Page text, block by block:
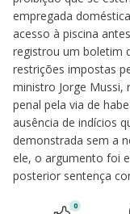
empregada
acesso à piscina
registrou um boletim
restrições impostas
ministro Jorge Mussi,
penal pela via de
ausência de indícios
demonstrada sem a
ele, o argumento foi
posterior sentença
0